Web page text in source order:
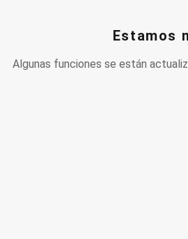
Estamos
Algunas funciones se están